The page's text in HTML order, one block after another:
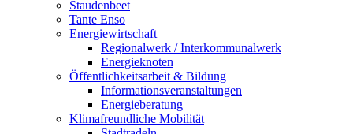
Staudenbeet
Tante Enso
Energiewirtschaft
Regionalwerk / Interkommunalwerk
Energieknoten
Öffentlichkeitsarbeit & Bildung
Informationsveranstaltungen
Energieberatung
Klimafreundliche Mobilität